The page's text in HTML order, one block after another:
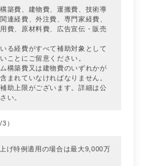
築費、建物費、運搬費、技術導
連経費、外注費、専門家経費、
費、原材料費、広告宣伝・販売
る経費がすべて補助対象として
ことにご留意ください。
構築費又は建物費のいずれかが
まれていなければなりません。
助上限がございます。詳細は公
い。
）
げ特例適用の場合は最大9,000万